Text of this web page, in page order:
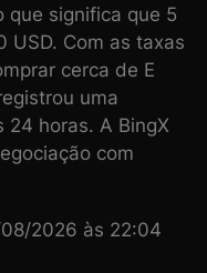
significa que 5
USD. Com as taxas
cerca de E
uma
24 horas. A BingX
com
2026 às 22:04